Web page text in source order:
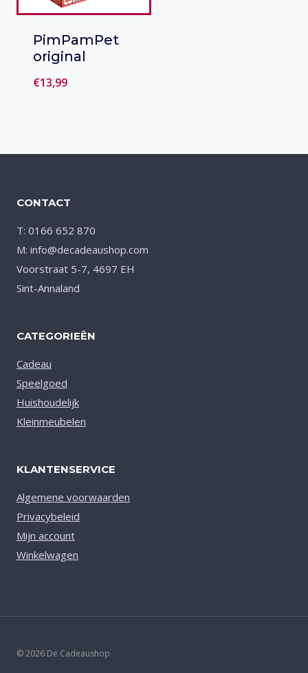
PimPamPet
original
€13,99
CONTACT
T: 0166 652 870
M: info@decadeaushop.com
Voorstraat 5-7, 4697 EH
Sint-Annaland
CATEGORIEËN
Cadeau
Speelgoed
Huishoudelijk
Kleinmeubelen
KLANTENSERVICE
Algemene voorwaarden
Privacybeleid
Mijn account
Winkelwagen
© 2026 De Cadeaushop